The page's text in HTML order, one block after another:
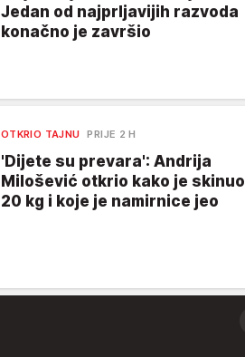
Jedan od najprljavijih razvoda
konačno je završio
OTKRIO TAJNU PRIJE 2 H
'Dijete su prevara': Andrija
Milošević otkrio kako je skinuo
20 kg i koje je namirnice jeo